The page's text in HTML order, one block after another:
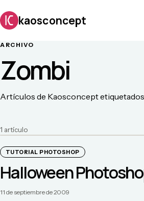
kaosconcept
ARCHIVO
Zombi
Artículos de Kaosconcept
1 artículo
TUTORIAL PHOTOSHOP
Halloween
11 de septiembre de 2009